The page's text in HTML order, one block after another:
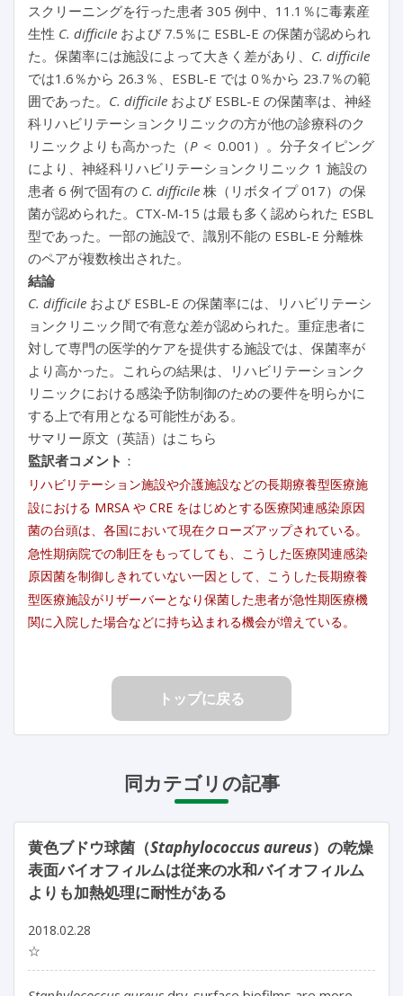
スクリーニングを行った患者 305 例中、11.1％に毒素産
生性 C. difficile および 7.5％に ESBL-E の保菌が認められ
た。保菌率には施設によって大きく差があり、 C. difficile
では1.6％から 26.3％、ESBL-E では 0％から 23.7％の範
囲であった。 C. difficile および ESBL-E の保菌率は、神経
科リハビリテーションクリニックの方が他の診療科のク
リニックよりも高かった（P＜ 0.001）。分子タイピング
により、神経科リハビリテーションクリニック 1 施設の
患者 6 例で固有の C. difficile 株（リボタイプ 017）の保
菌が認められた。CTX-M-15 は最も多く認められた ESBL
型であった。一部の施設で、識別不能の ESBL-E 分離株
のペアが複数検出された。
結論
C. difficile および ESBL-E の保菌率には、リハビリテーシ
ョンクリニック間で有意な差が認められた。重症患者に
対して専門の医学的ケアを提供する施設では、保菌率が
より高かった。これらの結果は、リハビリテーションク
リニックにおける感染予防制御のための要件を明らかに
する上で有用となる可能性がある。
サマリー原文（英語）はこちら
監訳者コメント ：
リハビリテーション施設や介護施設などの長期療養型医療施
設における MRSA や CRE をはじめとする医療関連感染原因
菌の台頭は、各国において現在クローズアップされている。
急性期病院での制圧をもってしても、こうした医療関連感染
原因菌を制御しきれていない一因として、こうした長期療養
型医療施設がリザーバーとなり保菌した患者が急性期医療機
関に入院した場合などに持ち込まれる機会が増えている。
トップに戻る
同カテゴリの記事
黄色ブドウ球菌（Staphylococcus aureus）の乾燥
表面バイオフィルムは従来の水和バイオフィルム
よりも加熱処理に耐性がある
2018.02.28
☆